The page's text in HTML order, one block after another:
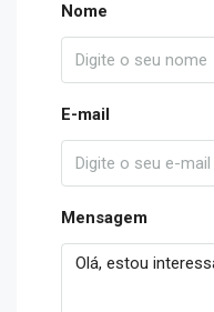
Nome
E-mail
Mensagem